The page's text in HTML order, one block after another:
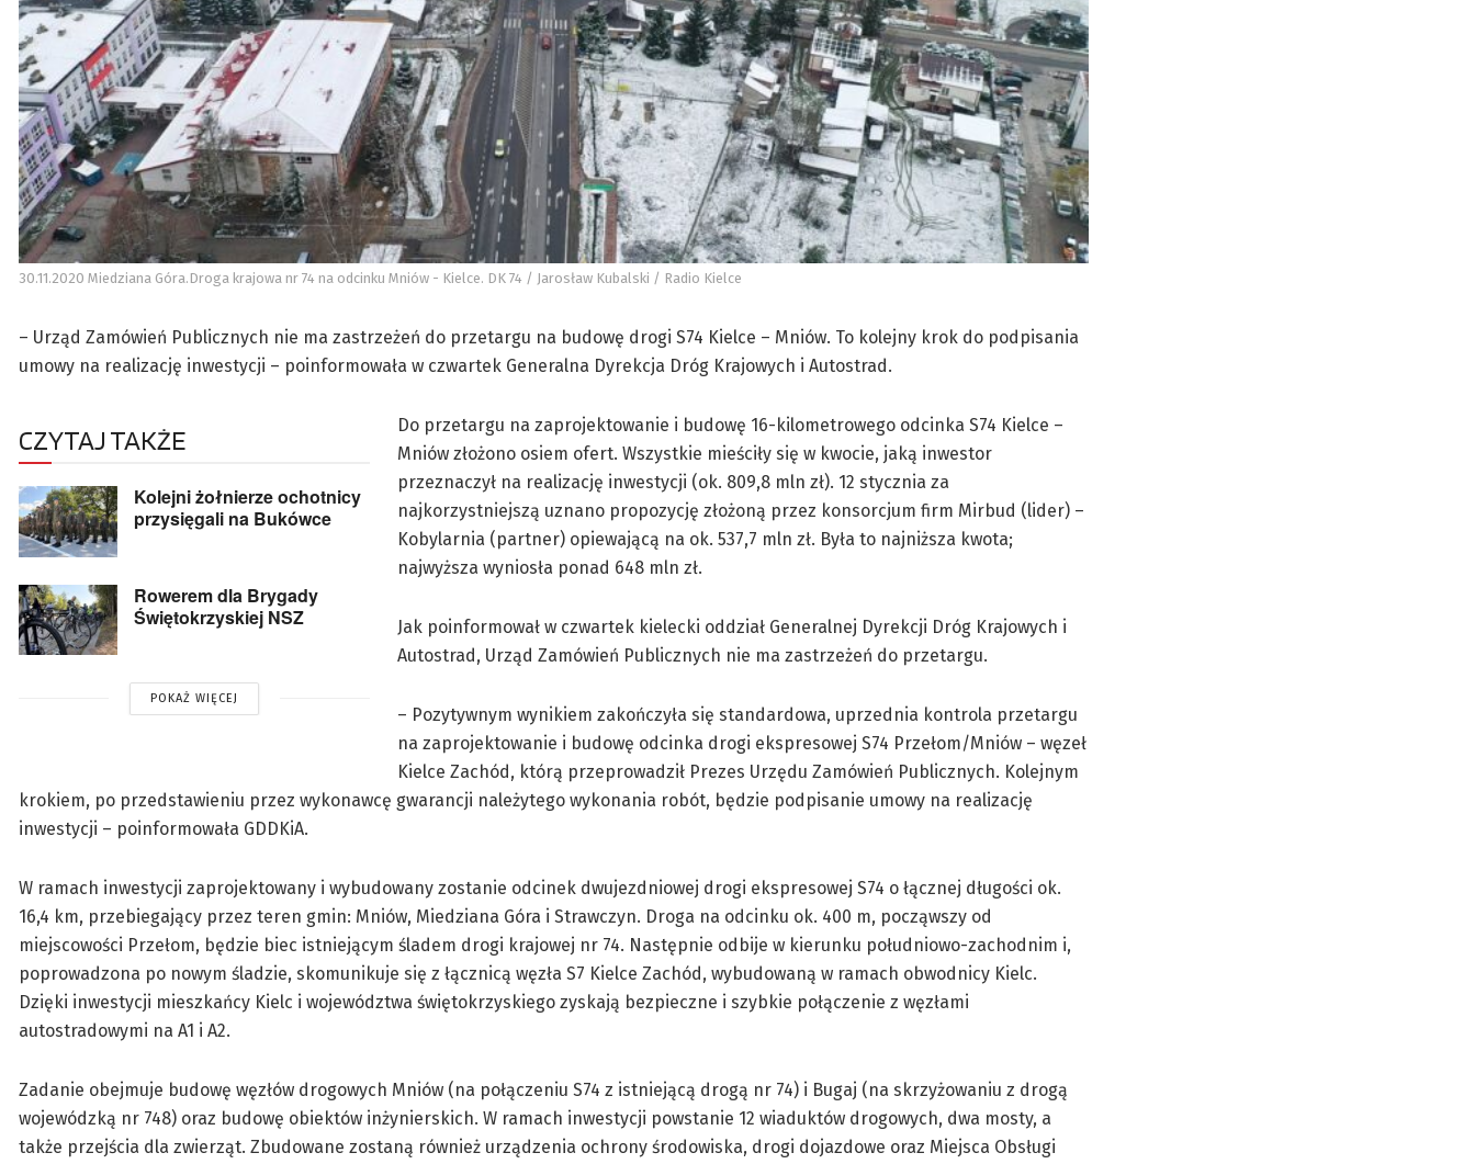
30.11.2020 Miedziana Góra.Droga krajowa nr 74 na odcinku Mniów - Kielce. DK 74 / Jarosław Kubalski / Radio Kielce
– Urząd Zamówień Publicznych nie ma zastrzeżeń do przetargu na budowę drogi S74 Kielce – Mniów. To kolejny krok do podpisania
umowy na realizację inwestycji – poinformowała w czwartek Generalna Dyrekcja Dróg Krajowych i Autostrad.
CZYTAJ TAKŻE
Kolejni żołnierze ochotnicy
przysięgali na Bukówce
Rowerem dla Brygady
Świętokrzyskiej NSZ
POKAŻ WIĘCEJ
Do przetargu na zaprojektowanie i budowę 16-kilometrowego odcinka S74 Kielce –
Mniów złożono osiem ofert. Wszystkie mieściły się w kwocie, jaką inwestor
przeznaczył na realizację inwestycji (ok. 809,8 mln zł). 12 stycznia za
najkorzystniejszą uznano propozycję złożoną przez konsorcjum firm Mirbud (lider) –
Kobylarnia (partner) opiewającą na ok. 537,7 mln zł. Była to najniższa kwota;
najwyższa wyniosła ponad 648 mln zł.
Jak poinformował w czwartek kielecki oddział Generalnej Dyrekcji Dróg Krajowych i
Autostrad, Urząd Zamówień Publicznych nie ma zastrzeżeń do przetargu.
– Pozytywnym wynikiem zakończyła się standardowa, uprzednia kontrola przetargu
na zaprojektowanie i budowę odcinka drogi ekspresowej S74 Przełom/Mniów – węzeł
Kielce Zachód, którą przeprowadził Prezes Urzędu Zamówień Publicznych. Kolejnym
krokiem, po przedstawieniu przez wykonawcę gwarancji należytego wykonania robót, będzie podpisanie umowy na realizację
inwestycji – poinformowała GDDKiA.
W ramach inwestycji zaprojektowany i wybudowany zostanie odcinek dwujezdniowej drogi ekspresowej S74 o łącznej długości ok.
16,4 km, przebiegający przez teren gmin: Mniów, Miedziana Góra i Strawczyn. Droga na odcinku ok. 400 m, począwszy od
miejscowości Przełom, będzie biec istniejącym śladem drogi krajowej nr 74. Następnie odbije w kierunku południowo-zachodnim i,
poprowadzona po nowym śladzie, skomunikuje się z łącznicą węzła S7 Kielce Zachód, wybudowaną w ramach obwodnicy Kielc.
Dzięki inwestycji mieszkańcy Kielc i województwa świętokrzyskiego zyskają bezpieczne i szybkie połączenie z węzłami
autostradowymi na A1 i A2.
Zadanie obejmuje budowę węzłów drogowych Mniów (na połączeniu S74 z istniejącą drogą nr 74) i Bugaj (na skrzyżowaniu z drogą
wojewódzką nr 748) oraz budowę obiektów inżynierskich. W ramach inwestycji powstanie 12 wiaduktów drogowych, dwa mosty, a
także przejścia dla zwierząt. Zbudowane zostaną również urządzenia ochrony środowiska, drogi dojazdowe oraz Miejsca Obsługi